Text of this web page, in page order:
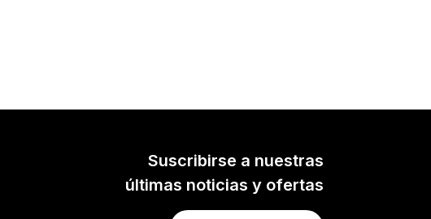
Suscribirse a nuestras
últimas noticias y ofertas